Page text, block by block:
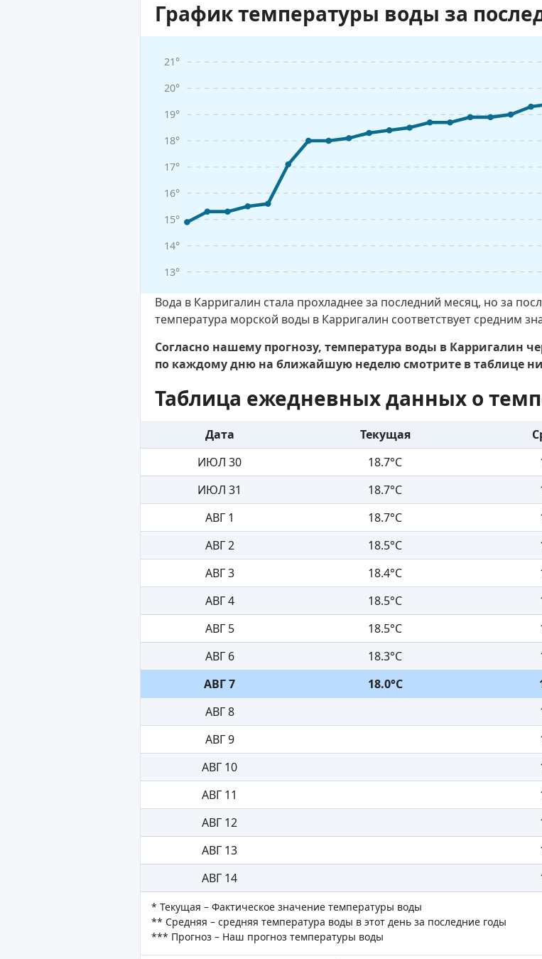
График температуры воды за
13°
14°
15°
16°
17°
18°
19°
20°
21°
Вода в Карригалин стала прохладнее за последний месяц, но за
температура морской воды в Карригалин соответствует средним
Согласно нашему прогнозу, температура воды в Карригалин
по каждому дню на ближайшую неделю смотрите в таблице
Таблица ежедневных данных о
Дата Текущая
ИЮЛ 30
18.7°C
ИЮЛ 31
18.7°C
АВГ 1
18.7°C
АВГ 2
18.5°C
АВГ 3
18.4°C
АВГ 4
18.5°C
АВГ 5
18.5°C
АВГ 6
18.3°C
АВГ 7
18.0°C
АВГ 8
АВГ 9
АВГ 10
АВГ 11
АВГ 12
АВГ 13
АВГ 14
* Текущая – Фактическое значение температуры воды
** Средняя – средняя температура воды в этот день за последние годы
*** Прогноз – Наш прогноз температуры воды